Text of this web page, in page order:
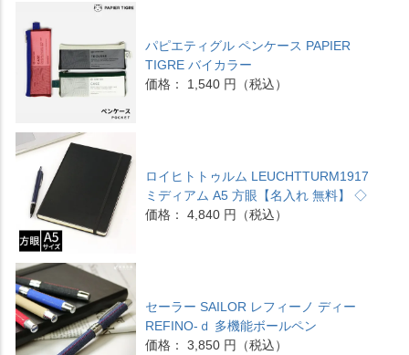
パピエティグル ペンケース PAPIER
TIGRE バイカラー
価格： 1,540 円（税込）
ロイヒトトゥルム LEUCHTTURM1917
ミディアム A5 方眼【名入れ 無料】 ◇
価格： 4,840 円（税込）
セーラー SAILOR レフィーノ ディー
REFINO-ｄ 多機能ボールペン
価格： 3,850 円（税込）